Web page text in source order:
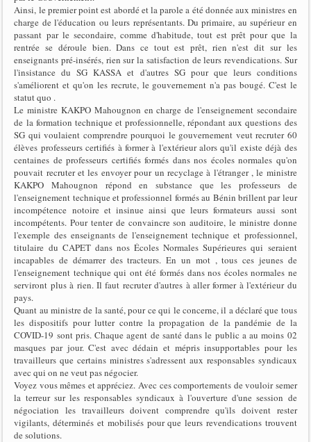
Ainsi, le premier point est abordé et la parole a été donnée aux ministres en
charge de l'éducation ou leurs représentants. Du primaire, au supérieur en
passant par le secondaire, comme d'habitude, tout est prêt pour que la
rentrée se déroule bien. Dans ce tout est prêt, rien n'est dit sur les
enseignants pré-insérés, rien sur la satisfaction de leurs revendications. Sur
l'insistance du SG KASSA et d'autres SG pour que leurs conditions
s'améliorent et qu'on les recrute, le gouvernement n'a pas bougé. C'est le
statut quo .
Le ministre KAKPO Mahougnon en charge de l'enseignement secondaire
de la formation technique et professionnelle, répondant aux questions des
SG qui voulaient comprendre pourquoi le gouvernement veut recruter 60
élèves professeurs certifiés à former à l'extérieur alors qu'il existe déjà des
centaines de professeurs certifiés formés dans nos écoles normales qu'on
pouvait recruter et les envoyer pour un recyclage à l'étranger , le ministre
KAKPO Mahougnon répond en substance que les professeurs de
l'enseignement technique et professionnel formés au Bénin brillent par leur
incompétence notoire et insinue ainsi que leurs formateurs aussi sont
incompétents. Pour tenter de convaincre son auditoire, le ministre donne
l'exemple des enseignants de l'enseignement technique et professionnel,
titulaire du CAPET dans nos Écoles Normales Supérieures qui seraient
incapables de démarrer des tracteurs. En un mot , tous ces jeunes de
l'enseignement technique qui ont été formés dans nos écoles normales ne
serviront plus à rien. Il faut recruter d'autres à aller former à l'extérieur du
pays.
Quant au ministre de la santé, pour ce qui le concerne, il a déclaré que tous
les dispositifs pour lutter contre la propagation de la pandémie de la
COVID-19 sont pris. Chaque agent de santé dans le public a au moins 02
masques par jour. C'est avec dédain et mépris insupportables pour les
travailleurs que certains ministres s'adressent aux responsables syndicaux
avec qui on ne veut pas négocier.
Voyez vous mêmes et appréciez. Avec ces comportements de vouloir semer
la terreur sur les responsables syndicaux à l'ouverture d'une session de
négociation les travailleurs doivent comprendre qu'ils doivent rester
vigilants, déterminés et mobilisés pour que leurs revendications trouvent
de solutions.